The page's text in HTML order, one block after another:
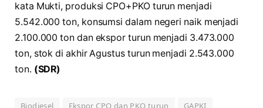
kata Mukti, produksi CPO+PKO turun menjadi
5.542.000 ton, konsumsi dalam negeri naik menjadi
2.100.000 ton dan ekspor turun menjadi 3.473.000
ton, stok di akhir Agustus turun menjadi 2.543.000
ton. (SDR)
Biodiesel Ekspor CPO dan PKO turun
GAPKI